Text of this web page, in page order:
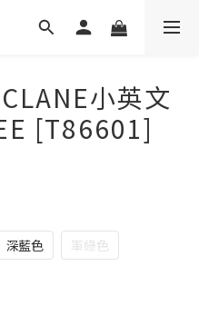
小英文
[T86601]
深藍色
軍綠色